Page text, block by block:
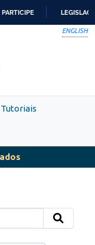
PARTICIPE
ENGLISH
Tutoriais